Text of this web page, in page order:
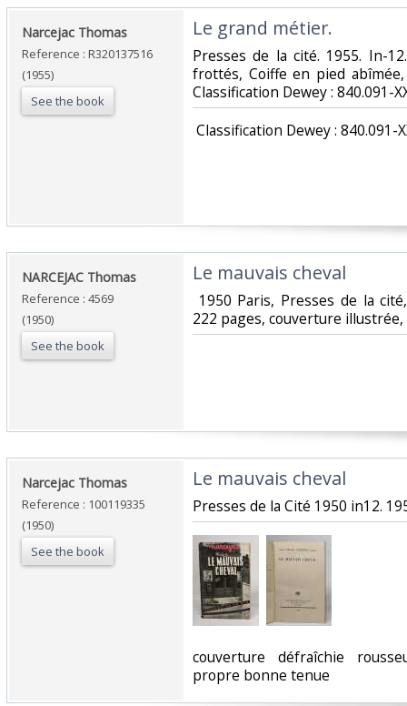
‎Narcejac Thomas‎
Reference : R320137516
(1955)
See the book
‎Le grand métier.‎
‎Presses de la cité. 1955. In-
frottés, Coiffe en pied
Classification Dewey : 840.091-
Classification Dewey : 840.091-
‎NARCEJAC Thomas‎
Reference : 4569
(1950)
See the book
‎Le mauvais cheval‎
1950 Paris, Presses de la
222 pages, couverture
‎Narcejac Thomas‎
Reference : 100119335
(1950)
See the book
‎Le mauvais cheval‎
‎Presses de la Cité 1950 in12.
‎couverture défraîchie
propre bonne tenue‎